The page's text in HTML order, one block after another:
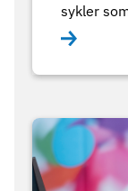
sykler